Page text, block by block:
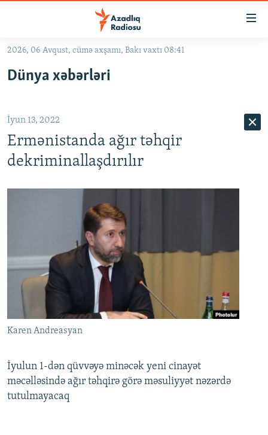
Əsas
qayıt
qayıt
Axtarışa
keç
#İZAHLA
#ƏSLINDƏ
FOTOQALEREYA
İNFOQRAFIKA
OXU ZALI
AZƏRBAYCAN ƏDƏBIYYATI KITABXANASI
İSLAM VƏ DEMOKRATIYA
HAQQIMIZDA
MISSIYAMIZ
PEŞƏ ETIKASI VƏ JURNALISTIKA STANDARTLARIMIZ
BIZIMLƏ ƏLAQƏ
XƏBƏR BÜLLETENLƏRIMIZ
BIZI IZLƏ
2026, 06 Avqust, cümə axşamı, Bakı vaxtı 08:41
Dünya xəbərləri
İyun 13, 2022
Ermənistanda ağır təhqir
dekriminallaşdırılır
Karen Andreasyan
İyulun 1-dən qüvvəyə minəcək yeni cinayət
məcəlləsində ağır təhqirə görə məsuliyyət nəzərdə
tutulmayacaq